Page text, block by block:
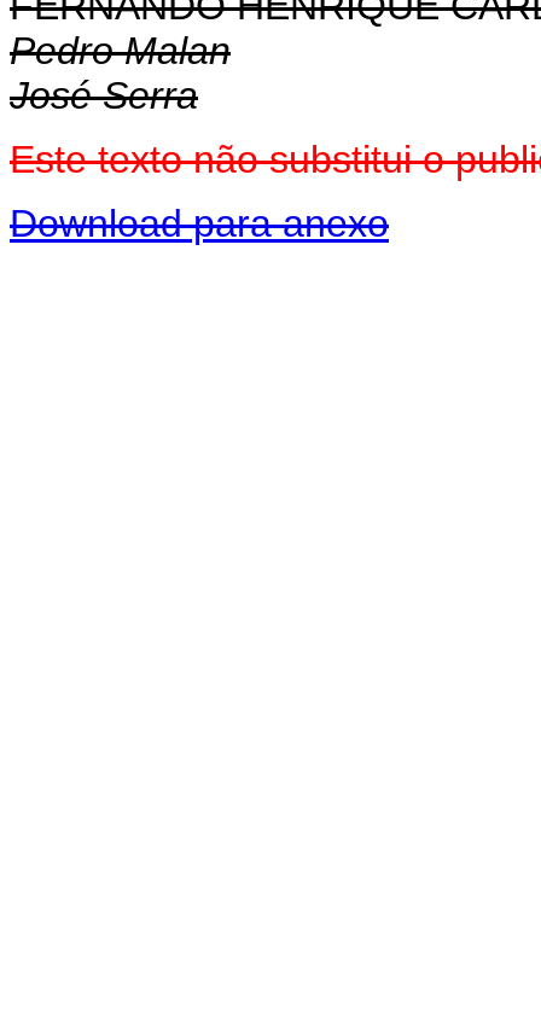
Pedro Malan
José Serra
Este texto não substitui o
Download para anexo